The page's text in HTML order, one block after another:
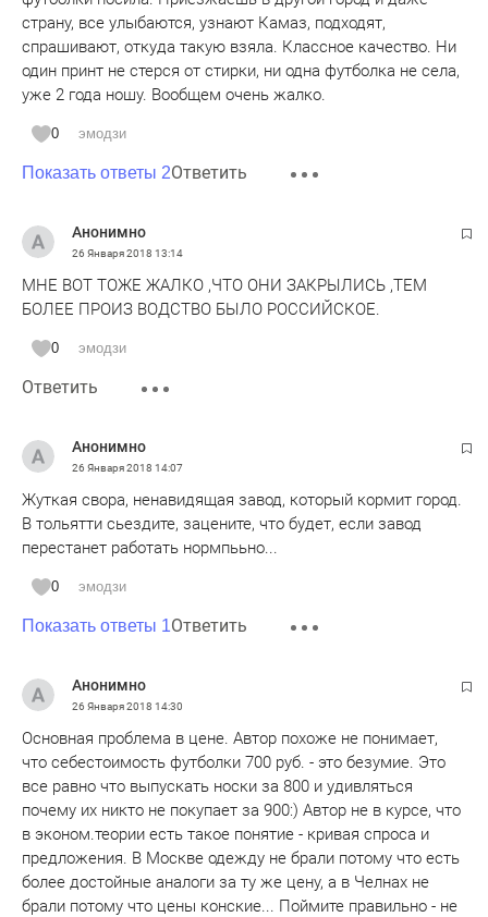
страну, все улыбаются, узнают Камаз, подходят,
спрашивают, откуда такую взяла. Классное качество. Ни
один принт не стерся от стирки, ни одна футболка не села,
уже 2 года ношу. Вообщем очень жалко.
0 эмодзи
Показать ответы 2Ответить
Анонимно
26 Января 2018 13:14
МНЕ ВОТ ТОЖЕ ЖАЛКО ,ЧТО ОНИ ЗАКРЫЛИСЬ ,ТЕМ
БОЛЕЕ ПРОИЗ ВОДСТВО БЫЛО РОССИЙСКОЕ.
0 эмодзи
Ответить
Анонимно
26 Января 2018 14:07
Жуткая свора, ненавидящая завод, который кормит город.
В тольятти сьездите, зацените, что будет, если завод
перестанет работать нормпььно...
0 эмодзи
Показать ответы 1Ответить
Анонимно
26 Января 2018 14:30
Основная проблема в цене. Автор похоже не понимает,
что себестоимость футболки 700 руб. - это безумие. Это
все равно что выпускать носки за 800 и удивляться
почему их никто не покупает за 900:) Автор не в курсе, что
в эконом.теории есть такое понятие - кривая спроса и
предложения. В Москве одежду не брали потому что есть
более достойные аналоги за ту же цену, а в Челнах не
брали потому что цены конские... Поймите правильно - не